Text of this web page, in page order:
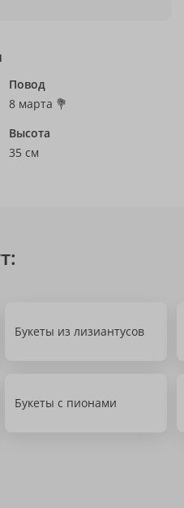
Повод
8 марта 💐
Высота
35 см
Букеты из лизиантусов
Букеты с пионами